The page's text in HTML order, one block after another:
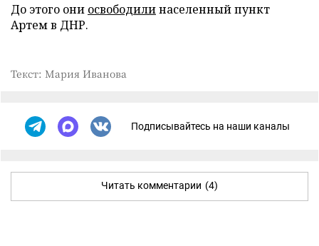
До этого они освободилинаселенный пункт
Артем в ДНР.
Текст: Мария Иванова
Подписывайтесь на наши каналы
Читать комментарии (4)